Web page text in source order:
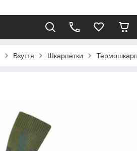
Взуття Шкарпетки